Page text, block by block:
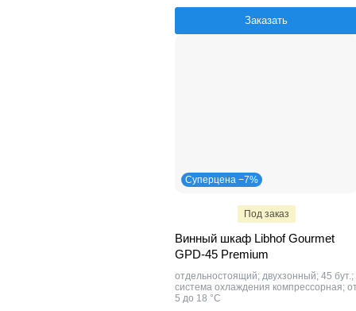
Заказать
Суперцена −7%
Под заказ
Винный шкаф Libhof Gourmet
GPD-45 Premium
отдельностоящий; двухзонный; 45 бут.;
система охлаждения компрессорная;
5 до 18 °C